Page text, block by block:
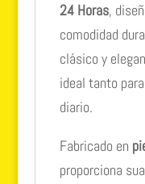
24 Horas,
comodidad
clásico y
ideal tanto
diario.
Fabricado en
proporciona